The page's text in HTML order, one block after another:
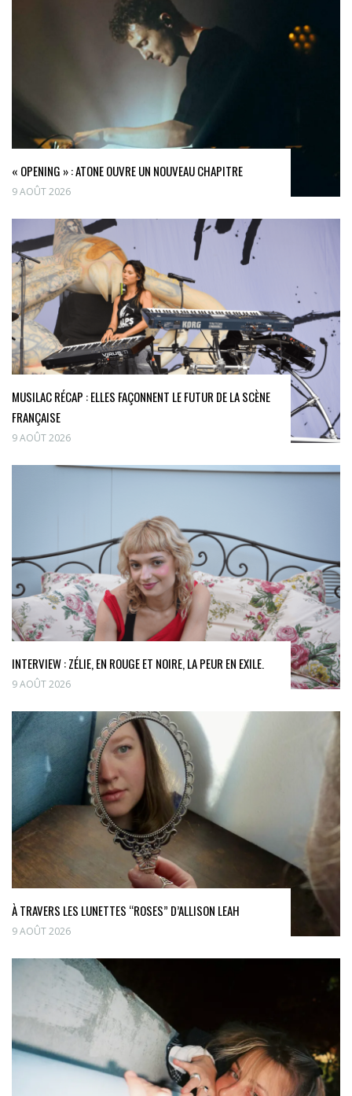
« OPENING » : ATONE OUVRE UN NOUVEAU CHAPITRE
9 AOÛT 2026
MUSILAC RÉCAP : ELLES FAÇONNENT LE FUTUR DE LA SCÈNE
FRANÇAISE
9 AOÛT 2026
INTERVIEW : ZÉLIE, EN ROUGE ET NOIRE, LA PEUR EN EXILE.
9 AOÛT 2026
À TRAVERS LES LUNETTES “ROSES” D’ALLISON LEAH
9 AOÛT 2026